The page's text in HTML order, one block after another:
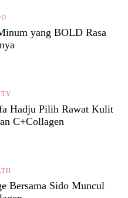
yang BOLD Rasa
Hadju Pilih Rawat Kulit
C+Collagen
Bersama Sido Muncul